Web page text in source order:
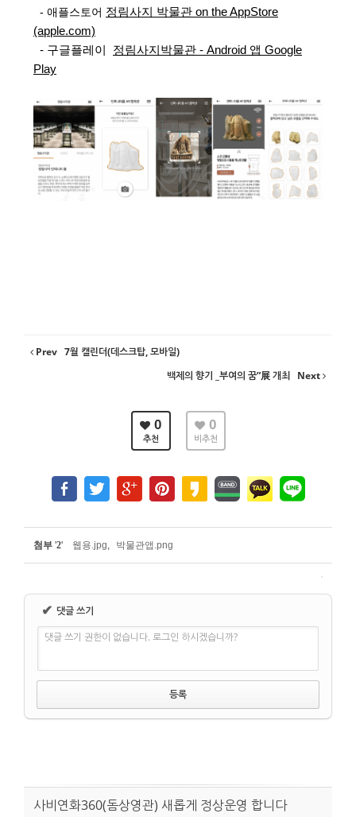
- 애플스토어 정림사지 박물관 on the AppStore
(apple.com)
- 구글플레이 정림사지박물관 - Android 앱 Google
Play
Prev 7월 캘린더(데스크탑, 모바일)
백제의 향기 _부여의 꿈”展 개최 Next
0
추천
0
비추천
첨부 '2' 웹용.jpg, 박물관앱.png
✔ 댓글 쓰기
댓글 쓰기 권한이 없습니다. 로그인 하시겠습니까?
사비연화360(돔상영관) 새롭게 정상운영 합니다